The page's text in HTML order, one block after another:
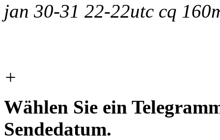
jan 30-31 22-22utc cq
+
Wählen Sie ein
Sendedatum.